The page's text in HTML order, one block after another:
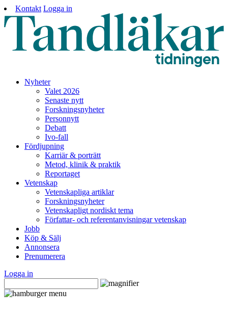
Kontakt Logga in
Nyheter
Valet 2026
Senaste nytt
Forskningsnyheter
Personnytt
Debatt
Ivo-fall
Fördjupning
Karriär & porträtt
Metod, klinik & praktik
Reportaget
Vetenskap
Vetenskapliga artiklar
Forskningsnyheter
Vetenskapligt nordiskt tema
Författar- och referentanvisningar vetenskap
Jobb
Köp & Sälj
Annonsera
Prenumerera
Logga in